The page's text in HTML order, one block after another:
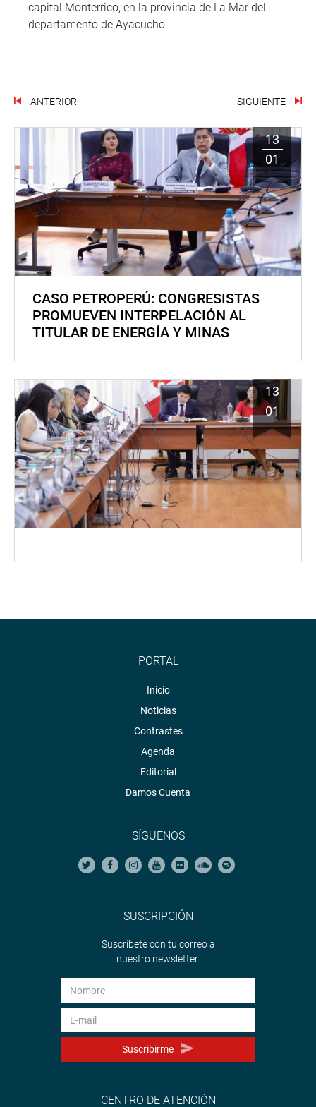
capital Monterrico, en la provincia de La Mar del
departamento de Ayacucho.
ANTERIOR SIGUIENTE
13
01
CASO PETROPERÚ: CONGRESISTAS
PROMUEVEN INTERPELACIÓN AL
TITULAR DE ENERGÍA Y MINAS
13
01
PORTAL
Inicio
Noticias
Contrastes
Agenda
Editorial
Damos Cuenta
SÍGUENOS
SUSCRIPCIÓN
Suscríbete con tu correo a
nuestro newsletter.
Suscribirme
CENTRO DE ATENCIÓN